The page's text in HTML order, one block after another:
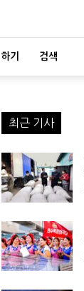
기 검색
최근 기사